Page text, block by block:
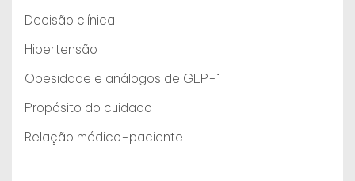
Decisão clínica
Hipertensão
Obesidade e análogos de GLP-1
Propósito do cuidado
Relação médico-paciente